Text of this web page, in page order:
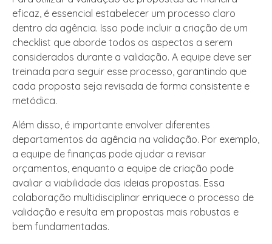
eficaz, é essencial estabelecer um processo claro
dentro da agência. Isso pode incluir a criação de um
checklist que aborde todos os aspectos a serem
considerados durante a validação. A equipe deve ser
treinada para seguir esse processo, garantindo que
cada proposta seja revisada de forma consistente e
metódica.
Além disso, é importante envolver diferentes
departamentos da agência na validação. Por exemplo,
a equipe de finanças pode ajudar a revisar
orçamentos, enquanto a equipe de criação pode
avaliar a viabilidade das ideias propostas. Essa
colaboração multidisciplinar enriquece o processo de
validação e resulta em propostas mais robustas e
bem fundamentadas.